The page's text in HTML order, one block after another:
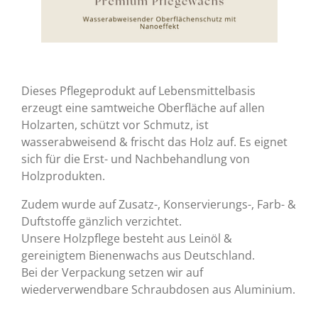
Dieses Pflegeprodukt auf Lebensmittelbasis
erzeugt eine samtweiche Oberfläche auf allen
Holzarten, schützt vor Schmutz, ist
wasserabweisend & frischt das Holz auf. Es eignet
sich für die Erst- und Nachbehandlung von
Holzprodukten.
Zudem wurde auf Zusatz-, Konservierungs-, Farb- &
Duftstoffe gänzlich verzichtet.
Unsere Holzpflege besteht aus Leinöl &
gereinigtem Bienenwachs aus Deutschland.
Bei der Verpackung setzen wir auf
wiederverwendbare Schraubdosen aus Aluminium.